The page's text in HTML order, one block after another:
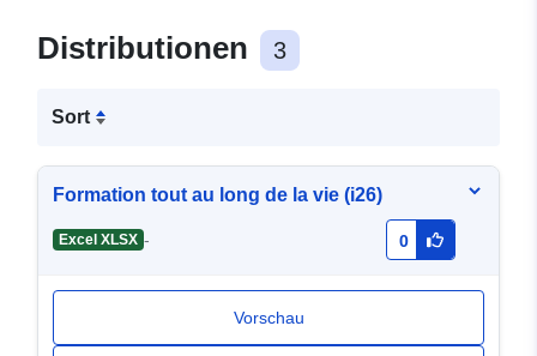
Distributionen 3
Sort
Formation tout au long de la vie (i26)
Excel XLSX - 0
Vorschau